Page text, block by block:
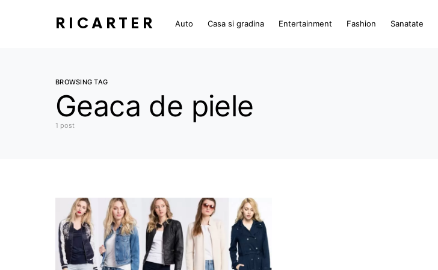
RICARTER Auto Casa si gradina Entertainment Fashion Sanatate
BROWSING TAG
Geaca de piele
1 post